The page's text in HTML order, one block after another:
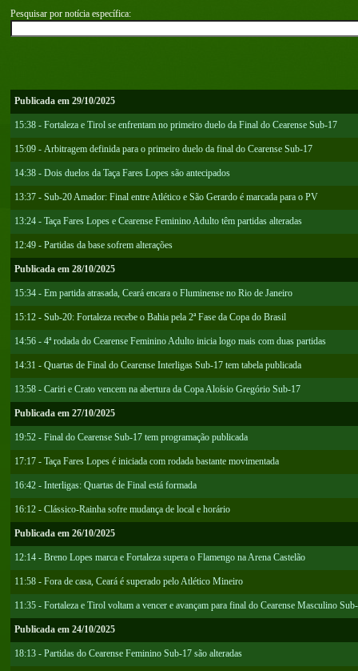
Pesquisar por notícia específica:
Publicada em 29/10/2025
15:38 - Fortaleza e Tirol se enfrentam no primeiro duelo da Final do Cearense Sub-17
15:09 - Arbitragem definida para o primeiro duelo da final do Cearense Sub-17
14:38 - Dois duelos da Taça Fares Lopes são antecipados
13:37 - Sub-20 Amador: Final entre Atlético e São Gerardo é marcada para o PV
13:24 - Taça Fares Lopes e Cearense Feminino Adulto têm partidas alteradas
12:49 - Partidas da base sofrem alterações
Publicada em 28/10/2025
15:34 - Em partida atrasada, Ceará encara o Fluminense no Rio de Janeiro
15:12 - Sub-20: Fortaleza recebe o Bahia pela 2ª Fase da Copa do Brasil
14:56 - 4ª rodada do Cearense Feminino Adulto inicia logo mais com duas partidas
14:31 - Quartas de Final do Cearense Interligas Sub-17 tem tabela publicada
13:58 - Cariri e Crato vencem na abertura da Copa Aloísio Gregório Sub-17
Publicada em 27/10/2025
19:52 - Final do Cearense Sub-17 tem programação publicada
17:17 - Taça Fares Lopes é iniciada com rodada bastante movimentada
16:42 - Interligas: Quartas de Final está formada
16:12 - Clássico-Rainha sofre mudança de local e horário
Publicada em 26/10/2025
12:14 - Breno Lopes marca e Fortaleza supera o Flamengo na Arena Castelão
11:58 - Fora de casa, Ceará é superado pelo Atlético Mineiro
11:35 - Fortaleza e Tirol voltam a vencer e avançam para final do Cearense Masculino
Publicada em 24/10/2025
18:13 - Partidas do Cearense Feminino Sub-17 são alteradas